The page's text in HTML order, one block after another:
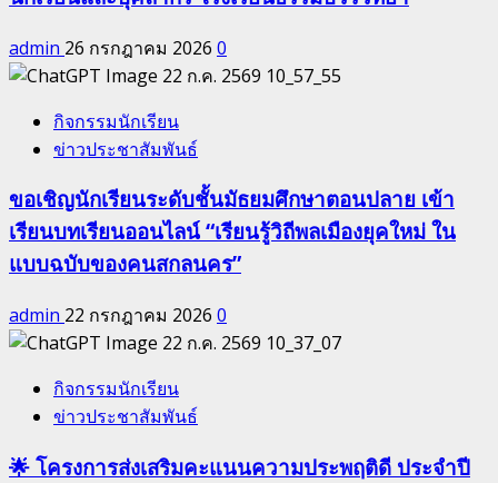
admin 26 กรกฎาคม 2026 0
กิจกรรมนักเรียน
ข่าวประชาสัมพันธ์
ขอเชิญนักเรียนระดับชั้นมัธยมศึกษาตอนปลาย เข้า
เรียนบทเรียนออนไลน์ “เรียนรู้วิถีพลเมืองยุคใหม่ ใน
แบบฉบับของคนสกลนคร”
admin 22 กรกฎาคม 2026 0
กิจกรรมนักเรียน
ข่าวประชาสัมพันธ์
🌟 โครงการส่งเสริมคะแนนความประพฤติดี ประจำปี